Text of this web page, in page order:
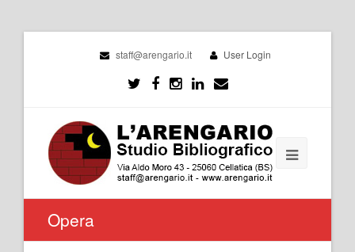
staff@arengario.it User Login
Opera